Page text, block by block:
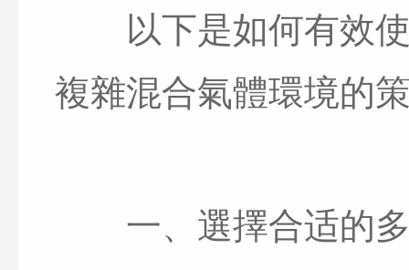
以下是如何有效
複雜混合氣體環境的
一、選擇合适的多